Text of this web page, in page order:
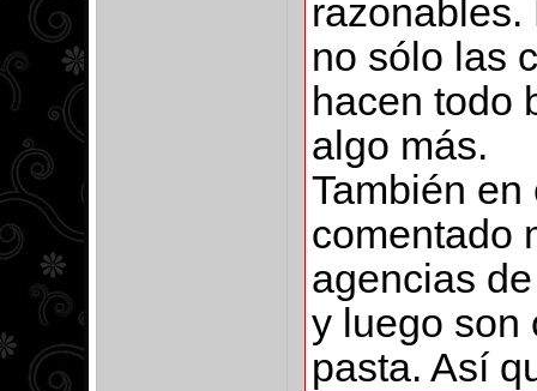
razonables.
no sólo las
hacen todo
algo más.
También
comentado
agencias
y luego son
pasta. Así